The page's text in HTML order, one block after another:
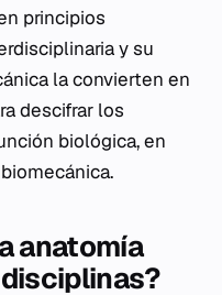
principios
y su
la convierten en
descifrar los
biológica, en
anatomía